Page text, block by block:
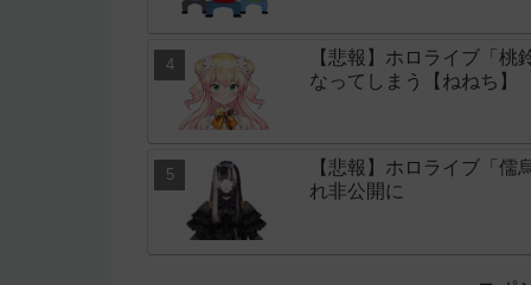
【悲報】ホロライブ「
なってしまう【ねねち】
【悲報】ホロライブ「
れ非公開に